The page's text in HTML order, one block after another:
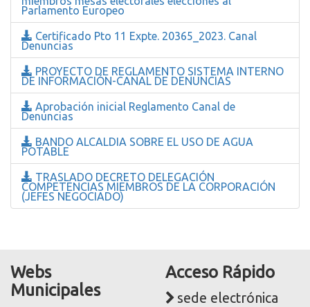
Parlamento Europeo
Certificado Pto 11 Expte. 20365_2023. Canal
Denuncias
PROYECTO DE REGLAMENTO SISTEMA INTERNO
DE INFORMACIÓN-CANAL DE DENUNCIAS
Aprobación inicial Reglamento Canal de
Denuncias
BANDO ALCALDIA SOBRE EL USO DE AGUA
POTABLE
TRASLADO DECRETO DELEGACIÓN
COMPETENCIAS MIEMBROS DE LA CORPORACIÓN
(JEFES NEGOCIADO)
Webs
Municipales
Acceso Rápido
sede electrónica